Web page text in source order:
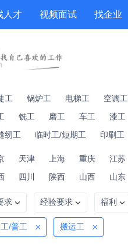
人才 视频面试 找企业
工 锅炉工 电梯工 空调工
铣工 磨工 车工 漆工
纫工 临时工/短期工 印刷工
天津 上海 重庆 江苏
四川 陕西 山西 山东
求 经验要求 福利
/普工 搬运工